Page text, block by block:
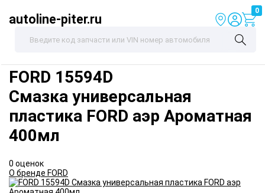
autoline-piter.ru
0
FORD 15594D
Смазка универсальная
пластика FORD аэр Ароматная
400мл
0 оценок
О бренде FORD